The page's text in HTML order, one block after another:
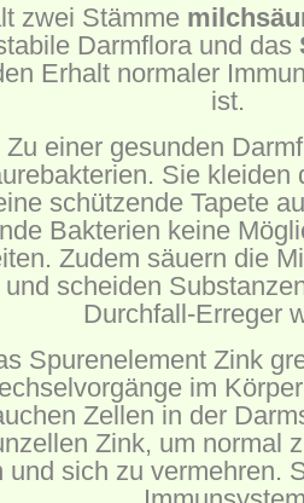
zwei Stämme
Darmflora und das
Erhalt normaler
ist.
Zu einer gesunden
Sie kleiden
schützende Tapete
Bakterien keine
Zudem säuern die
scheiden
Durchfall-Erreger
Spurenelement Zink
im
Zellen in der
Zink, um normal
und sich zu vermehren.